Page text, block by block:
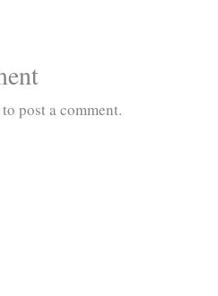
to post a comment.